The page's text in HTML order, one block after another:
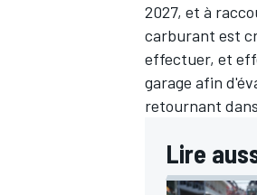
2027, et à
carburant est
effectuer, et
garage afin
retournant
Lire